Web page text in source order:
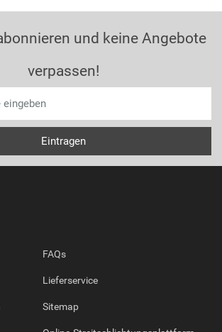
und keine Angebote
verpassen!
FAQs
Lieferservice
Sitemap